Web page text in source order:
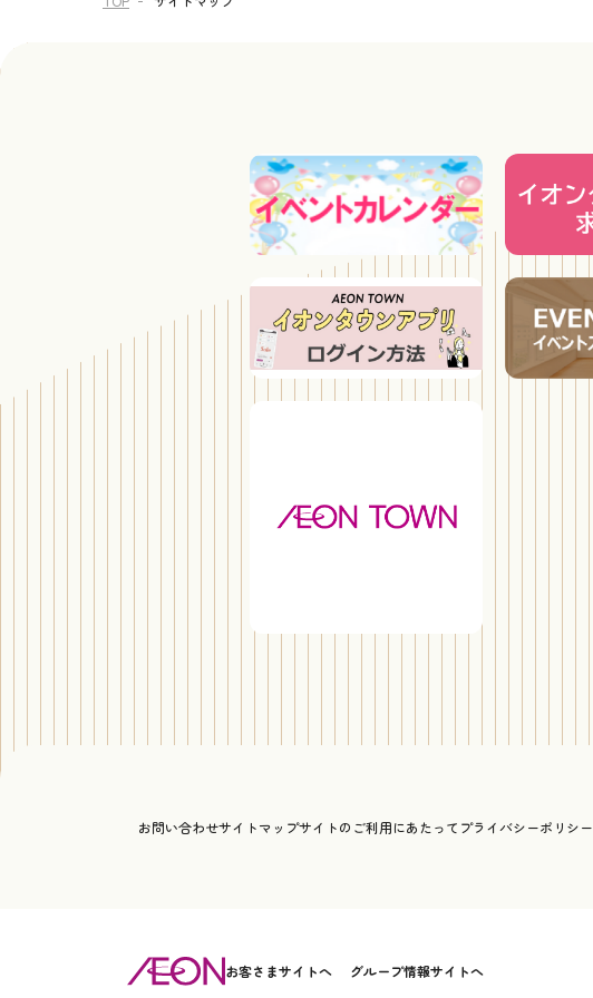
お問い合わせサイトマップサイトのご利用にあたって プライバシーポリシー
お客さまサイトへ グループ情報サイトへ